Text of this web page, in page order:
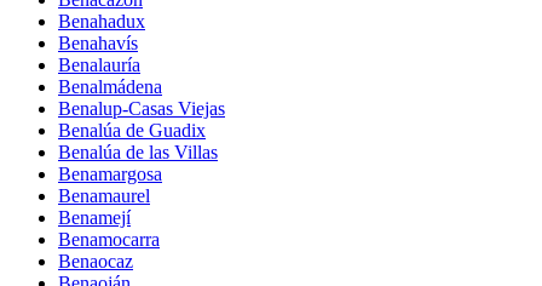
Benahadux
Benahavís
Benalauría
Benalmádena
Benalup-Casas Viejas
Benalúa de Guadix
Benalúa de las Villas
Benamargosa
Benamaurel
Benamejí
Benamocarra
Benaocaz